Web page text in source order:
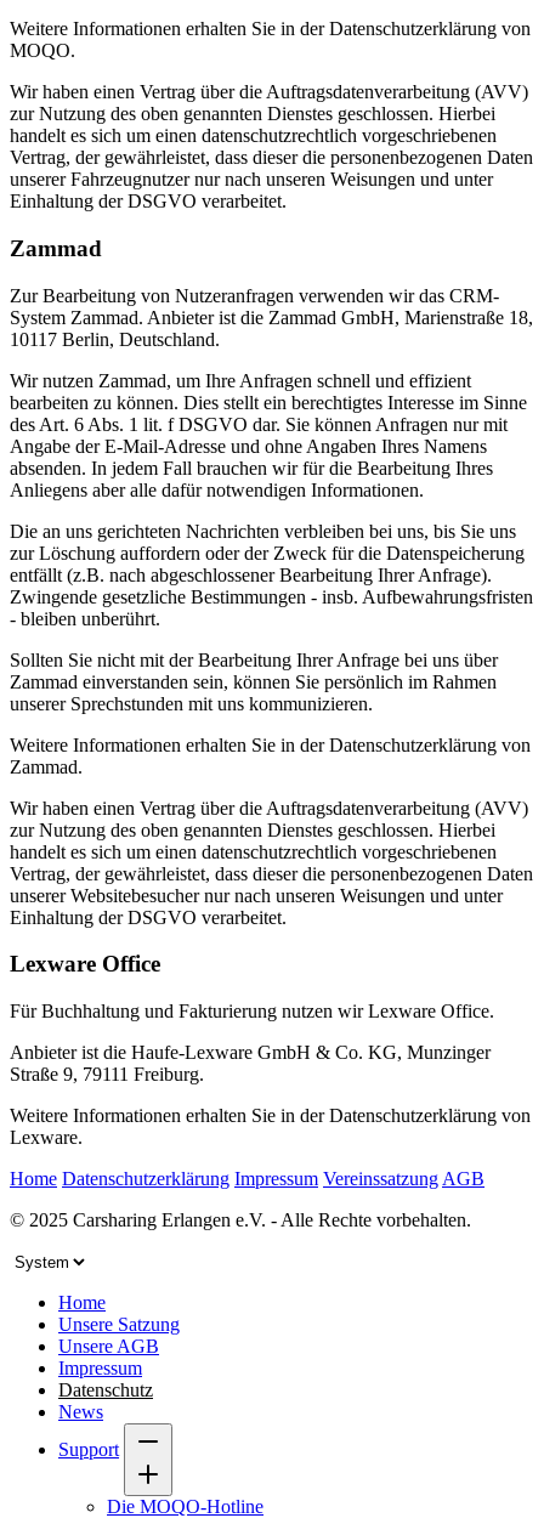
Weitere Informationen erhalten Sie in der Datenschutzerklärung von
MOQO.
Wir haben einen Vertrag über die Auftragsdatenverarbeitung (AVV)
zur Nutzung des oben genannten Dienstes geschlossen. Hierbei
handelt es sich um einen datenschutzrechtlich vorgeschriebenen
Vertrag, der gewährleistet, dass dieser die personenbezogenen Daten
unserer Fahrzeugnutzer nur nach unseren Weisungen und unter
Einhaltung der DSGVO verarbeitet.
Zammad
Zur Bearbeitung von Nutzeranfragen verwenden wir das CRM-
System Zammad. Anbieter ist die Zammad GmbH, Marienstraße 18,
10117 Berlin, Deutschland.
Wir nutzen Zammad, um Ihre Anfragen schnell und effizient
bearbeiten zu können. Dies stellt ein berechtigtes Interesse im Sinne
des Art. 6 Abs. 1 lit. f DSGVO dar. Sie können Anfragen nur mit
Angabe der E-Mail-Adresse und ohne Angaben Ihres Namens
absenden. In jedem Fall brauchen wir für die Bearbeitung Ihres
Anliegens aber alle dafür notwendigen Informationen.
Die an uns gerichteten Nachrichten verbleiben bei uns, bis Sie uns
zur Löschung auffordern oder der Zweck für die Datenspeicherung
entfällt (z.B. nach abgeschlossener Bearbeitung Ihrer Anfrage).
Zwingende gesetzliche Bestimmungen - insb. Aufbewahrungsfristen
- bleiben unberührt.
Sollten Sie nicht mit der Bearbeitung Ihrer Anfrage bei uns über
Zammad einverstanden sein, können Sie persönlich im Rahmen
unserer Sprechstunden mit uns kommunizieren.
Weitere Informationen erhalten Sie in der Datenschutzerklärung von
Zammad.
Wir haben einen Vertrag über die Auftragsdatenverarbeitung (AVV)
zur Nutzung des oben genannten Dienstes geschlossen. Hierbei
handelt es sich um einen datenschutzrechtlich vorgeschriebenen
Vertrag, der gewährleistet, dass dieser die personenbezogenen Daten
unserer Websitebesucher nur nach unseren Weisungen und unter
Einhaltung der DSGVO verarbeitet.
Lexware Office
Für Buchhaltung und Fakturierung nutzen wir Lexware Office.
Anbieter ist die Haufe-Lexware GmbH & Co. KG, Munzinger
Straße 9, 79111 Freiburg.
Weitere Informationen erhalten Sie in der Datenschutzerklärung von
Lexware.
Home Datenschutzerklärung Impressum Vereinssatzung AGB
© 2025 Carsharing Erlangen e.V. - Alle Rechte vorbehalten.
Home
Unsere Satzung
Unsere AGB
Impressum
Datenschutz
News
Support
Die MOQO-Hotline